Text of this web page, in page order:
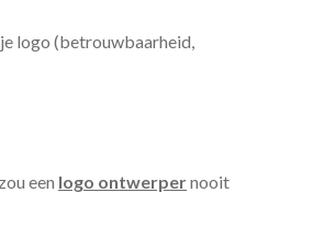
logo (betrouwbaarheid,
een logo ontwerpernooit